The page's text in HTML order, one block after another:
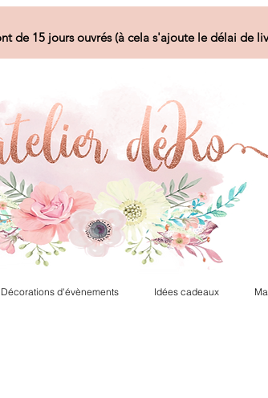
de 15 jours ouvrés (à cela s'ajoute le délai de
Décorations d'évènements Idées cadeaux